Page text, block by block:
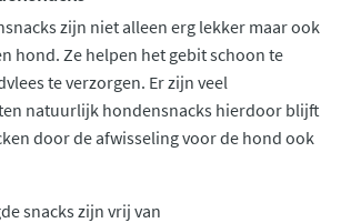
zijn niet alleen erg lekker maar ook
hond. Ze helpen het gebit schoon te
te verzorgen. Er zijn veel
natuurlijk hondensnacks hierdoor blijft
door de afwisseling voor de hond ook
snacks zijn vrij van